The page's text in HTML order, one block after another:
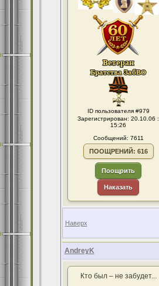
ID пользователя #979
Зарегистрирован: 20.10.06 :
15:26
Сообщений: 7611
ПООЩРЕНИЙ: 616
Поощрить
Наказать
Наверх
AndreyK
Кто был – не забудет...